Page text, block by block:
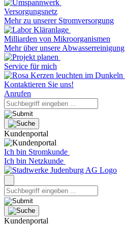
Versorgungsnetz
Mehr zu unserer Stromversorgung
Milliarden von Mikroorganismen
Mehr über unsere Abwasserreinigung
Service für mich
Kontaktieren Sie uns!
Anrufen
Kundenportal
Ich bin Stromkunde
Ich bin Netzkunde
Kundenportal